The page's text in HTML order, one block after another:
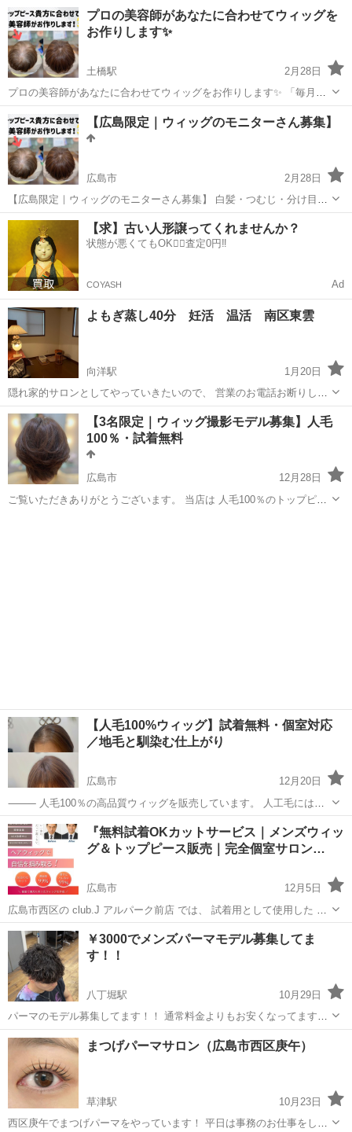
させていただいています✨ 広島市安佐南区付近 気になる方は メッセ
ージお願...
広島 広島市 古市橋駅 ネイル モデル
プロの美容師があなたに合わせてウィッグを
お作りします✨
土橋駅
2月28日
プロの美容師があなたに合わせてウィッグをお作りします✨ 「毎月カ
ラーに通うのが大変…」 「白髪やトップの薄毛が気になる…」 そんな
お悩みを“自然なトップピース”で解決しませんか？ ✔ 美容師が現在の
髪に合わせて カット...
広島 広島市 土橋駅 ヘアサロン
【広島限定｜ウィッグのモニターさん募集】
広島市
2月28日
【広島限定｜ウィッグのモニターさん募集】 白髪・つむじ・分け目の
薄さなど、 髪のお悩みがある方へ。 広島エリア限定で、 ウィッグ・
トップピースのモニターとしてご協力いただける方 を募集しています
✨ ✔ 美容師が丁寧にカ...
広島 広島市 ヘアサロン 無料
【求】古い人形譲ってくれませんか？
状態が悪くてもOK🙆‍♀️査定0円‼️
COYASH Ad
よもぎ蒸し40分 妊活 温活 南区東雲
向洋駅
1月20日
隠れ家的サロンとしてやっていきたいので、 営業のお電話お断りして
おります 【料金】 木製 3800円 初回3000円 黄土 4400円 初回
3800円 ※ペア割はそれぞれ500円引き 2種類ご用意しておりますの
で、お選び...
広島 広島市 向洋駅 その他 黄土
【3名限定｜ウィッグ撮影モデル募集】人毛
100％・試着無料
広島市
12月28日
ご覧いただきありがとうございます。 当店は 人毛100％のトップピー
【人毛100%ウィッグ】試着無料・個室対応
／地毛と馴染む仕上がり
広島市
12月20日
⸻ 人毛100％の高品質ウィッグを販売しています。 人工毛には出
せない自然な動き・艶・馴染みが特徴です。 美容師がフィッティン
グ・カット調整まで対応できるので、 初めての方でも安心してお選び
いただけます。 ⸻ ■ 対応...
広島 広島市 ヘアサロン
『無料試着OKカットサービス｜メンズウィッ
グ＆トップピース販売｜完全個室サロン…
広島市
12月5日
広島市西区の club.J アルパーク前店 では、 試着用として使用した メ
ンズウィッグ・トップピース を 数量限定で 半額販売 しています。 ・
薄毛カバー ・イメチェン ・AGA治療中の一時的な脱毛対策 な...
広島 広島市 無料
￥3000でメンズパーマモデル募集してま
す！！
八丁堀駅
10月29日
パーマのモデル募集してます！！ 通常料金よりもお安くなってますの
で、ご気軽にご連絡ください！！ 🫧menu🫧 パーマ＋カット ￥3000
広島 広島市 八丁堀駅 美容 モデル
まつげパーマサロン（広島市西区庚午）
草津駅
10月23日
西区庚午でまつげパーマをやっています！ 平日は事務のお仕事をして